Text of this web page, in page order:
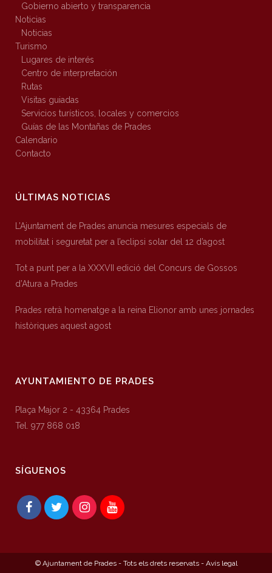
Gobierno abierto y transparencia
Noticias
Noticias
Turismo
Lugares de interés
Centro de interpretación
Rutas
Visitas guiadas
Servicios turísticos, locales y comercios
Guías de las Montañas de Prades
Calendario
Contacto
ÚLTIMAS NOTICIAS
L’Ajuntament de Prades anuncia mesures especials de
mobilitat i seguretat per a l’eclipsi solar del 12 d’agost
Tot a punt per a la XXXVII edició del Concurs de Gossos
d’Atura a Prades
Prades retrà homenatge a la reina Elionor amb unes jornades
històriques aquest agost
AYUNTAMIENTO DE PRADES
Plaça Major 2 - 43364 Prades
Tel. 977 868 018
SÍGUENOS
© Ajuntament de Prades - Tots els drets reservats - Avís legal